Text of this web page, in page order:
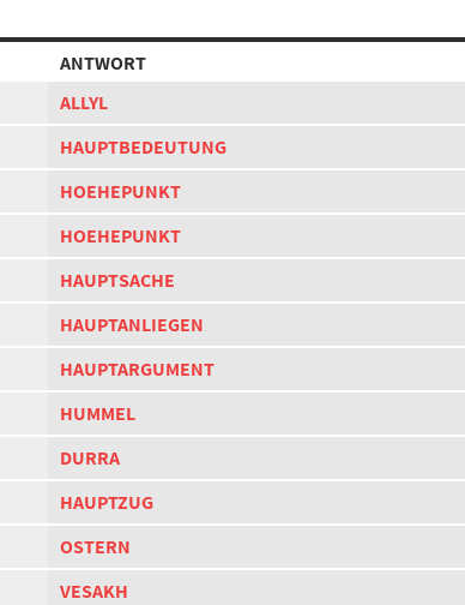
ANTWORT
ALLYL
HAUPTBEDEUTUNG
HOEHEPUNKT
HOEHEPUNKT
HAUPTSACHE
HAUPTANLIEGEN
HAUPTARGUMENT
HUMMEL
DURRA
HAUPTZUG
OSTERN
VESAKH